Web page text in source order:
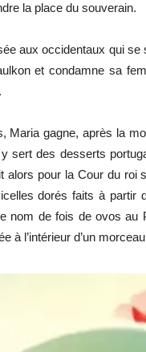
la place du souverain.
aux occidentaux qui
et condamne sa
Maria gagne, après la
sert des desserts
alors pour la Cour du
dorés faits à partir
nom de fois de ovos au
à l’intérieur d’un